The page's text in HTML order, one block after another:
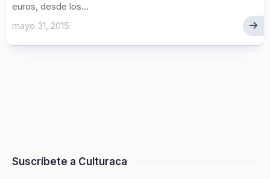
euros, desde los...
mayo 31, 2015
Suscríbete a Culturaca